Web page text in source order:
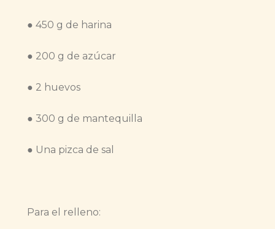
● 450 g de harina
● 200 g de azúcar
● 2 huevos
● 300 g de mantequilla
● Una pizca de sal
Para el relleno: